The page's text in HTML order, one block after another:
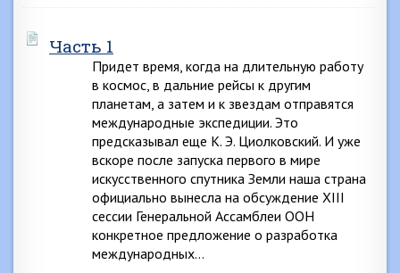
Часть 1
Придет время, когда на длительную работу
в космос, в дальние рейсы к другим
планетам, а затем и к звездам отправятся
международные экспедиции. Это
предсказывал еще К. Э. Циолковский. И уже
вскоре после запуска первого в мире
искусственного спутника Земли наша страна
официально вынесла на обсуждение XIII
сессии Генеральной Ассамблеи ООН
конкретное предложение о разработка
международных…